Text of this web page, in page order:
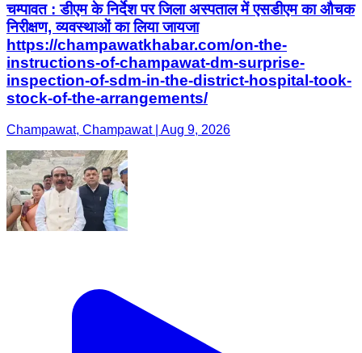
चम्पावत : डीएम के निर्देश पर जिला अस्पताल में एसडीएम का औचक
निरीक्षण, व्यवस्थाओं का लिया जायजा
https://champawatkhabar.com/on-the-
instructions-of-champawat-dm-surprise-
inspection-of-sdm-in-the-district-hospital-took-
stock-of-the-arrangements/
Champawat, Champawat | Aug 9, 2026